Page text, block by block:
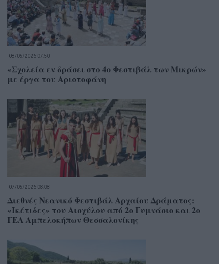
08/05/2026 07:50
«Σχολεία εν δράσει στο 4ο Φεστιβάλ των Μικρών»
με έργα του Αριστοφάνη
07/05/2026 08:08
Διεθνές Νεανικό Φεστιβάλ Αρχαίου Δράματος:
«Ικέτιδες» του Αισχύλου από 2ο Γυμνάσιο και 2ο
ΓΕΛ Αμπελοκήπων Θεσσαλονίκης